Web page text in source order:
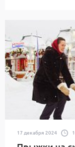
17 декабря 2024